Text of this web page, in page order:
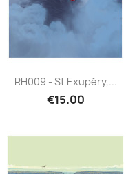
RH009 - St Exupéry,...
€15.00